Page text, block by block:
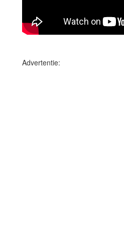
Advertentie: